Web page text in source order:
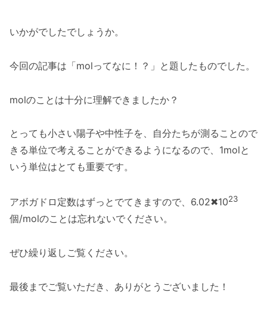
いかがでしたでしょうか。
今回の記事は「molってなに！？」と題したものでした。
molのことは十分に理解できましたか？
とっても小さい陽子や中性子を、自分たちが測ることので
きる単位で考えることができるようになるので、1molと
いう単位はとても重要です。
アボガドロ定数はずっとでてきますので、6.02✖1023
個/molのことは忘れないでください。
ぜひ繰り返しご覧ください。
最後までご覧いただき、ありがとうございました！